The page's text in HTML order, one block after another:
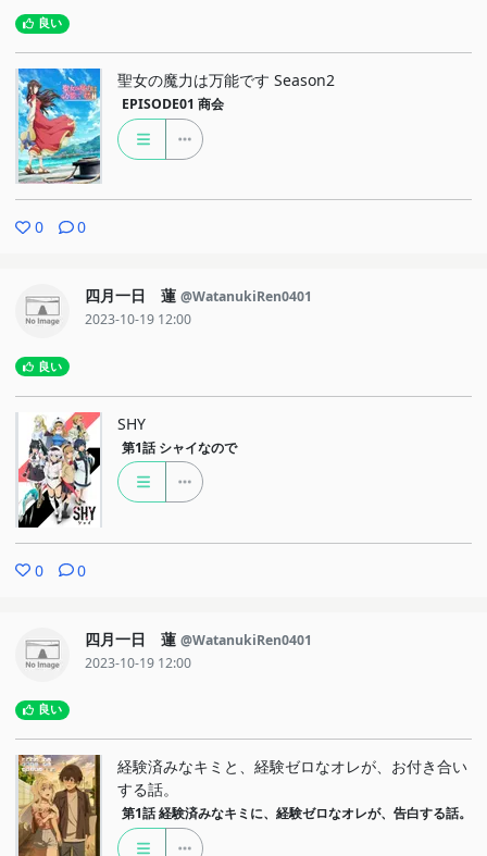
良い
聖女の魔力は万能です Season2
EPISODE01 商会
0 0
四月一日 蓮 @WatanukiRen0401
2023-10-19 12:00
良い
SHY
第1話 シャイなので
0 0
四月一日 蓮 @WatanukiRen0401
2023-10-19 12:00
良い
経験済みなキミと、経験ゼロなオレが、お付き合い
する話。
第1話 経験済みなキミに、経験ゼロなオレが、告白する話。